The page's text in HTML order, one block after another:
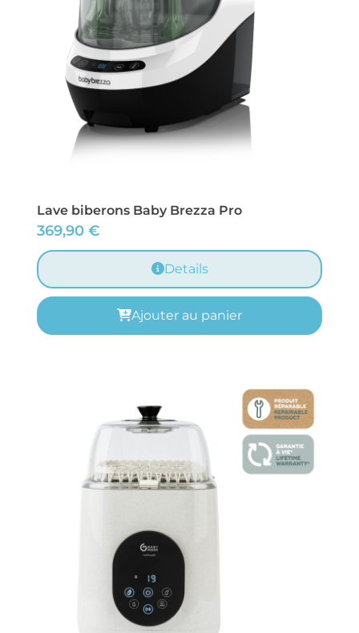
Lave biberons Baby Brezza Pro
369,90 €
Details
Ajouter au panier